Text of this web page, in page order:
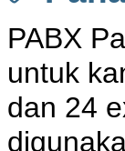
PABX
untuk
dan 24